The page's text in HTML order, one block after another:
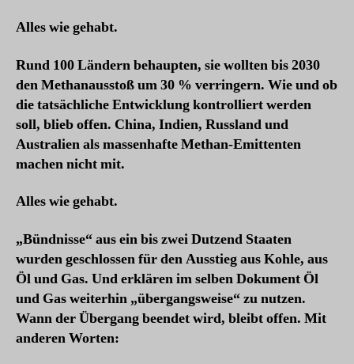
Alles wie gehabt.
Rund 100 Ländern behaupten, sie wollten bis 2030
den Methanausstoß um 30 % verringern. Wie und ob
die tatsächliche Entwicklung kontrolliert werden
soll, blieb offen. China, Indien, Russland und
Australien als massenhafte Methan-Emittenten
machen nicht mit.
Alles wie gehabt.
„Bündnisse“ aus ein bis zwei Dutzend Staaten
wurden geschlossen für den Ausstieg aus Kohle, aus
Öl und Gas. Und erklären im selben Dokument Öl
und Gas weiterhin „übergangsweise“ zu nutzen.
Wann der Übergang beendet wird, bleibt offen. Mit
anderen Worten: